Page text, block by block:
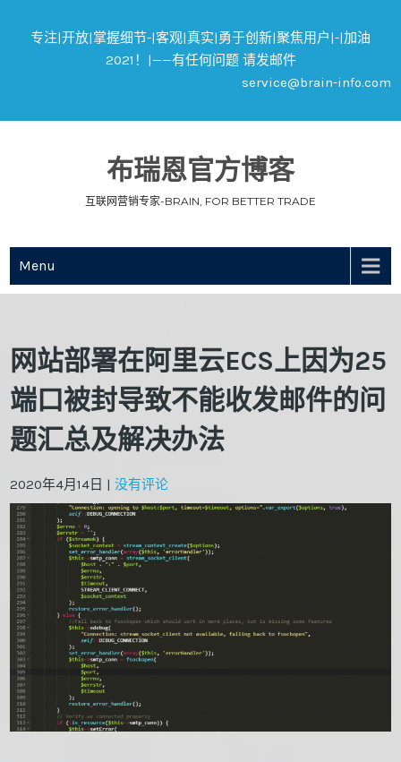
专注|开放|掌握细节-|客观|真实|勇于创新|聚焦用户|-|加油
2021！|——有任何问题 请发邮件
service@brain-info.com
布瑞恩官方博客
互联网营销专家-BRAIN, FOR BETTER TRADE
Menu
网站部署在阿里云ECS上因为25
端口被封导致不能收发邮件的问
题汇总及解决办法
2020年4月14日 |没有评论